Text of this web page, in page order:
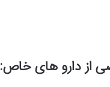
از دارو های خاص: